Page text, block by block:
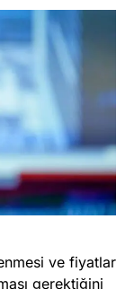
ve fiyatlar
gerektiğini